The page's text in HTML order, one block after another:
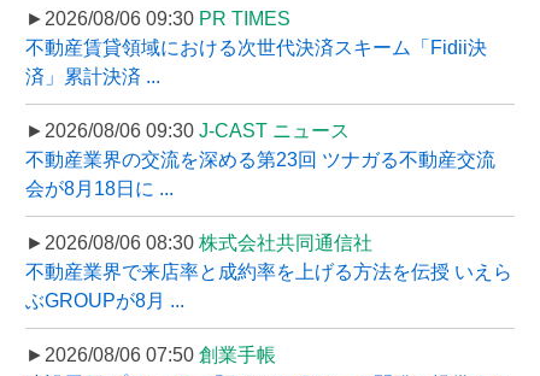
►2026/08/06 09:30 PR TIMES
不動産賃貸領域における次世代決済スキーム「Fidii決
済」累計決済 ...
►2026/08/06 09:30 J-CAST ニュース
不動産業界の交流を深める第23回 ツナガる不動産交流
会が8月18日に ...
►2026/08/06 08:30 株式会社共同通信社
不動産業界で来店率と成約率を上げる方法を伝授 いえら
ぶGROUPが8月 ...
►2026/08/06 07:50 創業手帳